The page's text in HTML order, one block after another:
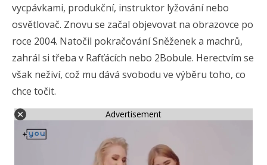
vycpávkami, produkční, instruktor lyžování nebo
osvětlovač. Znovu se začal objevovat na obrazovce po
roce 2004. Natočil pokračování Sněženek a machrů,
zahrál si třeba v Rafťácích nebo 2Bobule. Herectvím se
však neživí, což mu dává svobodu ve výběru toho, co
chce točit.
Advertisement